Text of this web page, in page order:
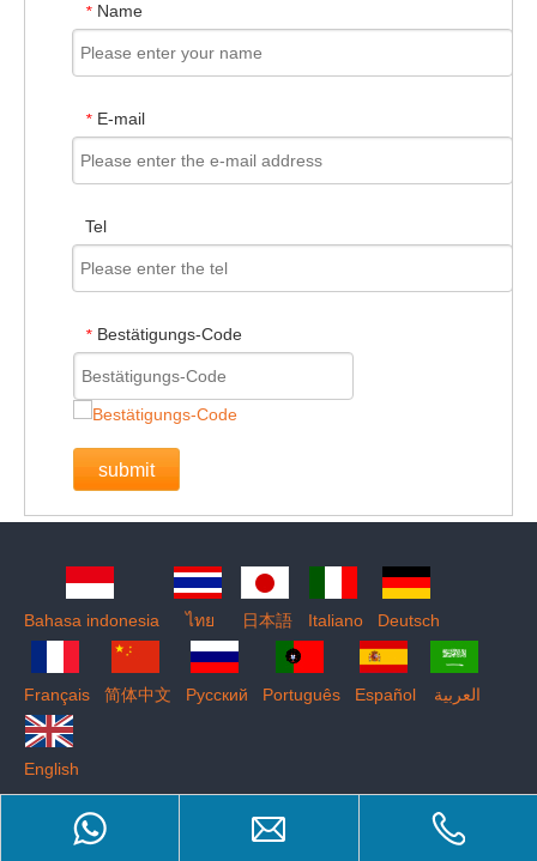
* Name
* E-mail
Tel
* Bestätigungs-Code
submit
Bahasa indonesia ไทย 日本語 Italiano Deutsch
Français 简体中文 Pусский Português Español العربية
English
Product Inquiry